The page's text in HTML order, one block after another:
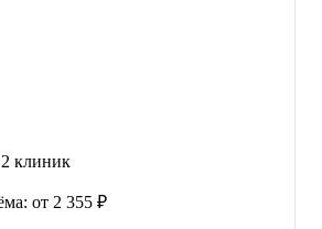
2 клиник
от 2 355 ₽